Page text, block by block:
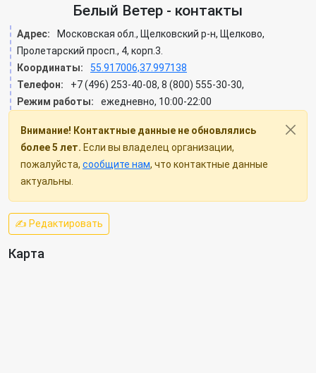
Белый Ветер - контакты
Адрес:
Московская обл., Щелковский р-н, Щелково,
Пролетарский просп., 4, корп.3.
Координаты:
55.917006,37.997138
Телефон:
+7 (496) 253-40-08, 8 (800) 555-30-30,
Режим работы:
ежедневно, 10:00-22:00
Внимание! Контактные данные не обновлялись
более 5 лет. Если вы владелец организации,
пожалуйста, сообщите нам, что контактные данные
актуальны.
✍ Редактировать
Карта